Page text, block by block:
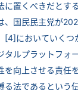
置くべきだとす
、国民民主党が
[4]においていくつ
タルプラットフォ
を向上させる責任
る法であるという